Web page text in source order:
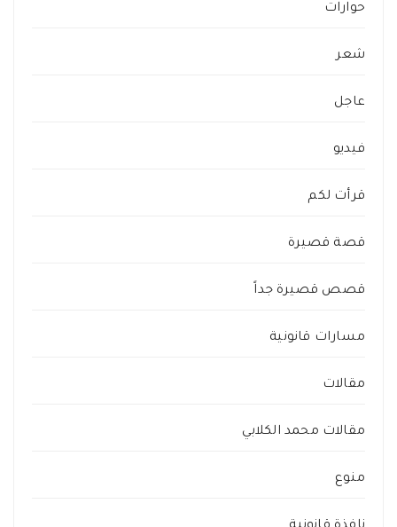
حوارات
شعر
عاجل
فيديو
قرأت لكم
قصة قصيرة
قصص قصيرة جداً
مسارات قانونية
مقالات
مقالات محمد الكلابي
منوع